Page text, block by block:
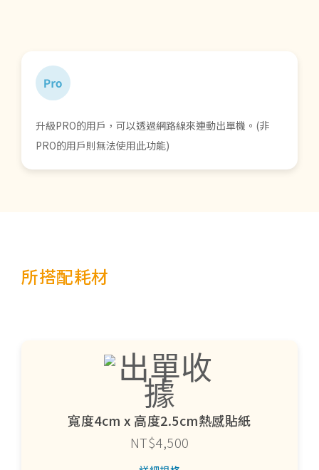
升級PRO的用戶，可以透過網路線來連動出單機。(非
PRO的用戶則無法使用此功能)
所搭配耗材
寬度4cm x 高度2.5cm熱感貼紙
NT$4,500